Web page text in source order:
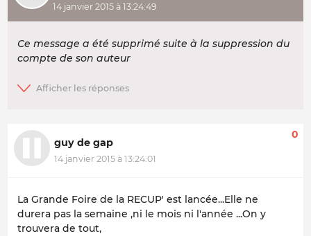
14 janvier 2015 à 13:24:49
Ce message a été supprimé suite à la suppression du
compte de son auteur
guy de gap
14 janvier 2015 à 13:24:01
0
La Grande Foire de la RECUP' est lancée...Elle ne
durera pas la semaine ,ni le mois ni l'année ...On y
trouvera de tout,